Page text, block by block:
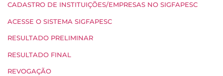
CADASTRO DE INSTITUIÇÕES/EMPRESAS NO SIGFAPESC
ACESSE O SISTEMA SIGFAPESC
RESULTADO PRELIMINAR
RESULTADO FINAL
REVOGAÇÃO